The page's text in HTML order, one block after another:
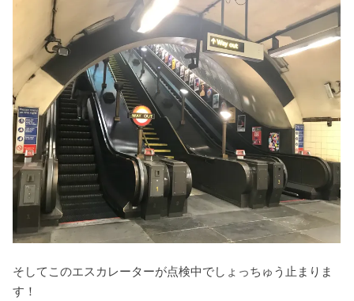
そしてこのエスカレーターが点検中でしょっちゅう止まりま
す！